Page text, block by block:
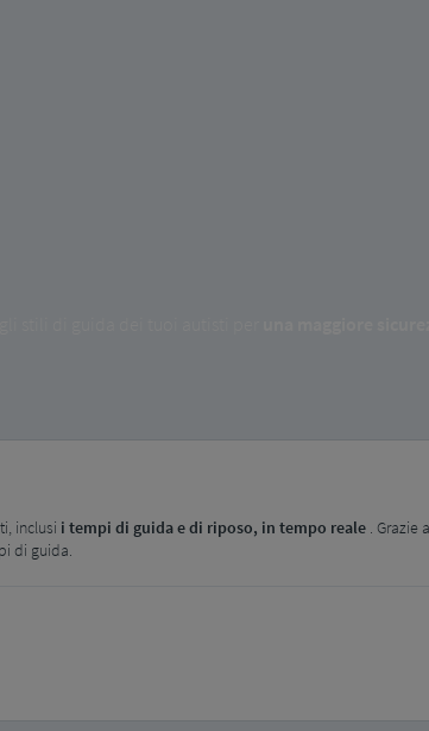
inclusi i tempi di guida e di riposo, in tempo reale. Grazie
di guida.